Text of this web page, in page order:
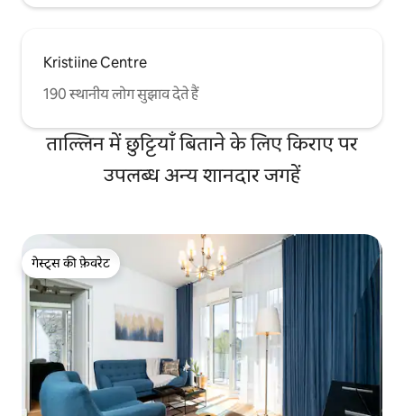
Kristiine Centre
190 स्थानीय लोग सुझाव देते हैं
ताल्लिन में छुट्टियाँ बिताने के लिए किराए पर
उपलब्ध अन्य शानदार जगहें
गेस्ट्स की फ़ेवरेट
गेस्ट्स की फ़ेवरेट